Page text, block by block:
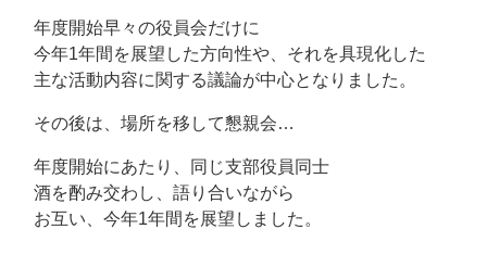
年度開始早々の役員会だけに
今年1年間を展望した方向性や、それを具現化した
主な活動内容に関する議論が中心となりました。
その後は、場所を移して懇親会…
年度開始にあたり、同じ支部役員同士
酒を酌み交わし、語り合いながら
お互い、今年1年間を展望しました。